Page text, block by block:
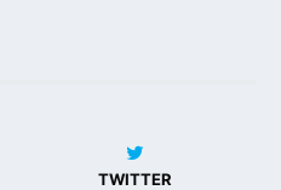
TWITTER